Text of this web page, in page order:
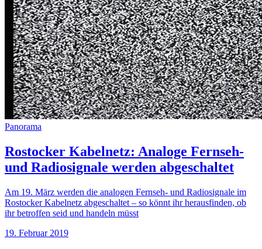
Panorama
Rostocker Kabelnetz: Analoge Fernseh-
und Radiosignale werden abgeschaltet
Am 19. März werden die analogen Fernseh- und Radiosignale im
Rostocker Kabelnetz abgeschaltet – so könnt ihr herausfinden, ob
ihr betroffen seid und handeln müsst
19. Februar 2019